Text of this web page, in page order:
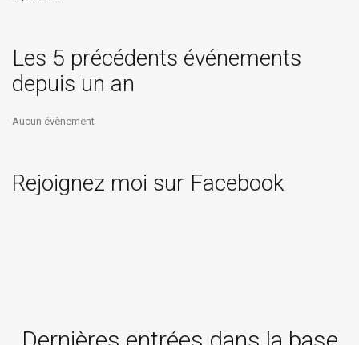
Les 5 précédents événements
depuis un an
Aucun évènement
Rejoignez moi sur Facebook